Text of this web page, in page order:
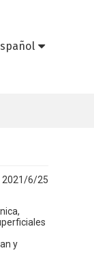
2021/6/25
y